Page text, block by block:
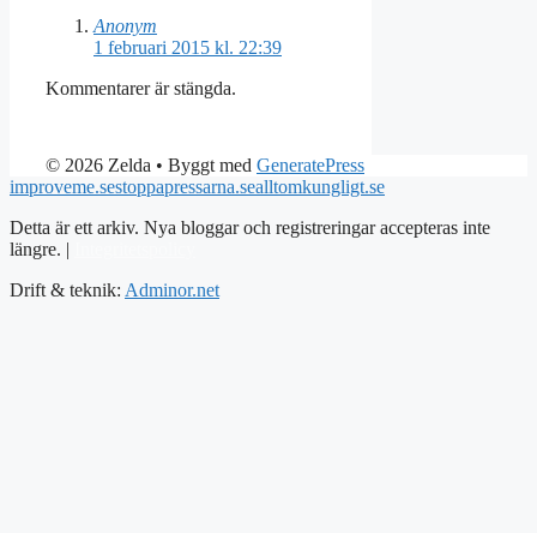
Anonym
1 februari 2015 kl. 22:39
Kommentarer är stängda.
© 2026 Zelda • Byggt med GeneratePress
improveme.sestoppapressarna.sealltomkungligt.se
Detta är ett arkiv. Nya bloggar och registreringar accepteras inte
längre. |
Drift & teknik: Adminor.net